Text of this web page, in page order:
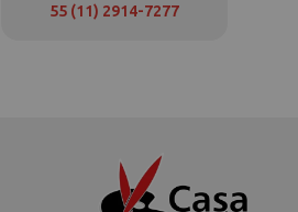
55 (11) 2914-7277